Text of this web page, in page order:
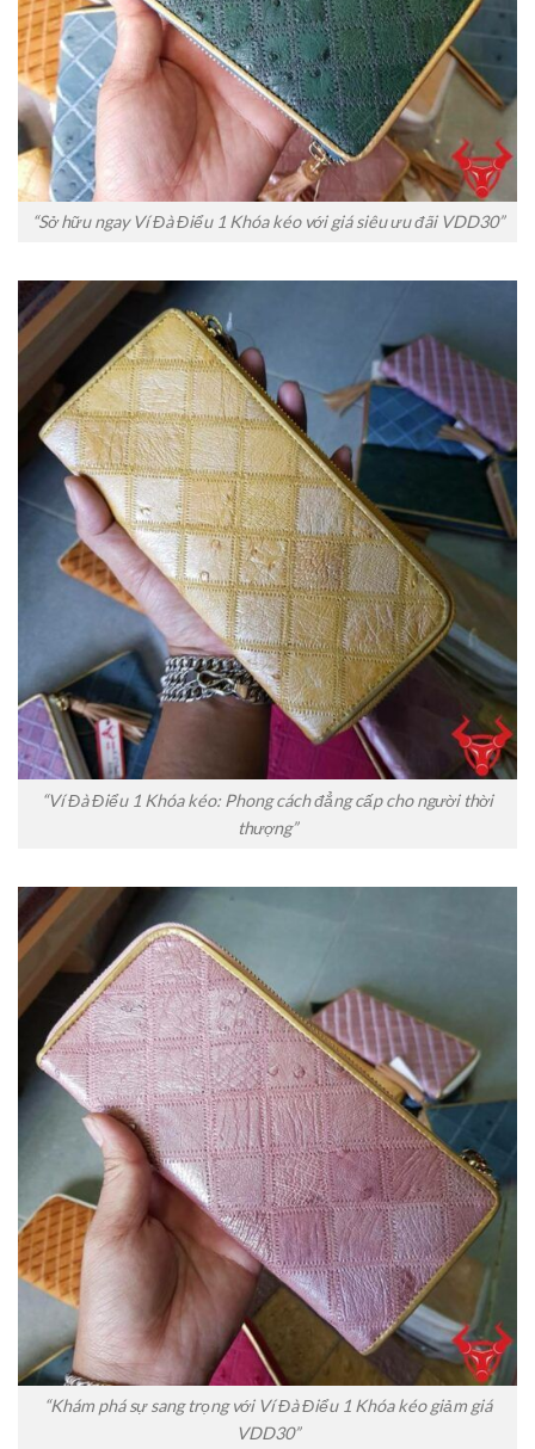
“Sở hữu ngay Ví Đà Điểu 1 Khóa kéo với giá siêu ưu đãi VDD30”
“Ví Đà Điểu 1 Khóa kéo: Phong cách đẳng cấp cho người thời
thượng”
“Khám phá sự sang trọng với Ví Đà Điểu 1 Khóa kéo giảm giá
VDD30”